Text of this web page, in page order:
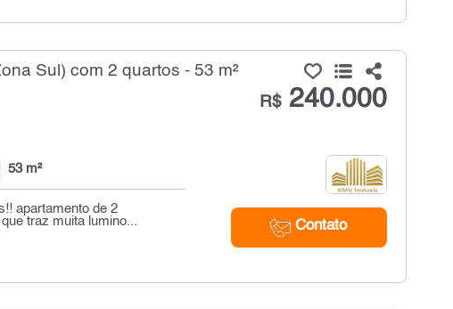
Sul) com 2 quartos - 53 m²
R$240.000
Contato
53 m²
apartamento de 2
traz muita lumino...